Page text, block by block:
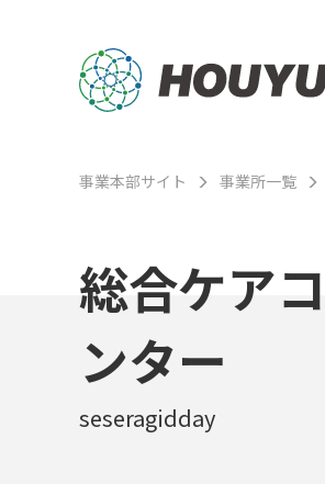
事業本部サイト 事業所一覧
総合ケア
ンター
seseragidday